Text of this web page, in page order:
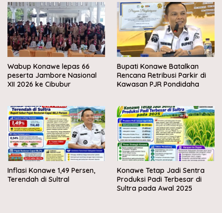
Wabup Konawe lepas 66
peserta Jambore Nasional
XII 2026 ke Cibubur
Bupati Konawe Batalkan
Rencana Retribusi Parkir di
Kawasan PJR Pondidaha
Inflasi Konawe 1,49 Persen,
Terendah di Sultral
Konawe Tetap Jadi Sentra
Produksi Padi Terbesar di
Sultra pada Awal 2025